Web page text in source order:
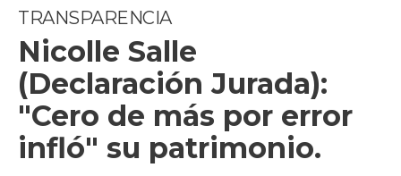
TRANSPARENCIA
Nicolle Salle
(Declaración Jurada):
"Cero de más por error
infló" su patrimonio.